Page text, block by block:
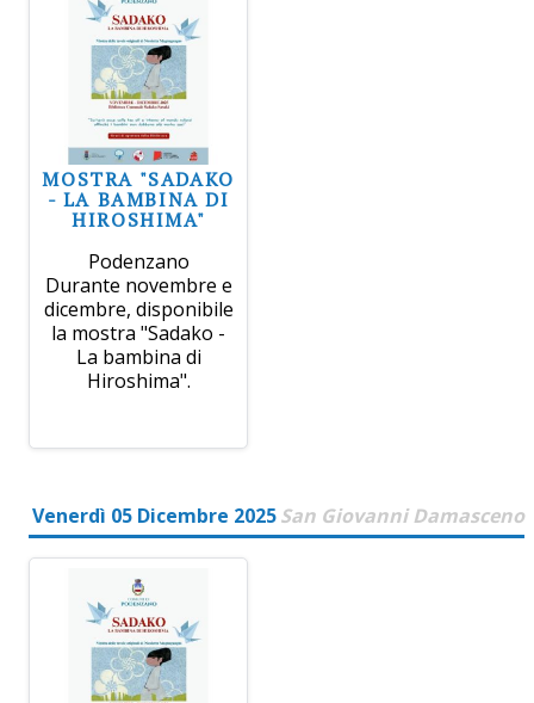
MOSTRA "SADAKO
- LA BAMBINA DI
HIROSHIMA"
Podenzano
Durante novembre e
dicembre, disponibile
la mostra "Sadako -
La bambina di
Hiroshima".
Venerdì 05 Dicembre 2025San Giovanni Damasceno